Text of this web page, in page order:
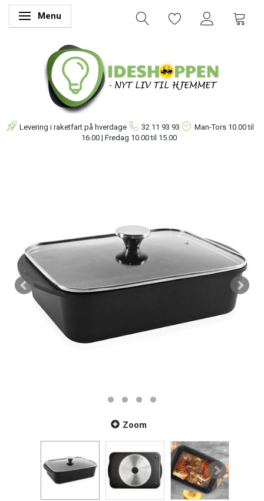
Skifte navigation
Menu
Levering i raketfart på hverdage 32 11 93 93 Man-Tors 10.00 til
16.00 | Fredag 10.00 til 15.00
Zoom